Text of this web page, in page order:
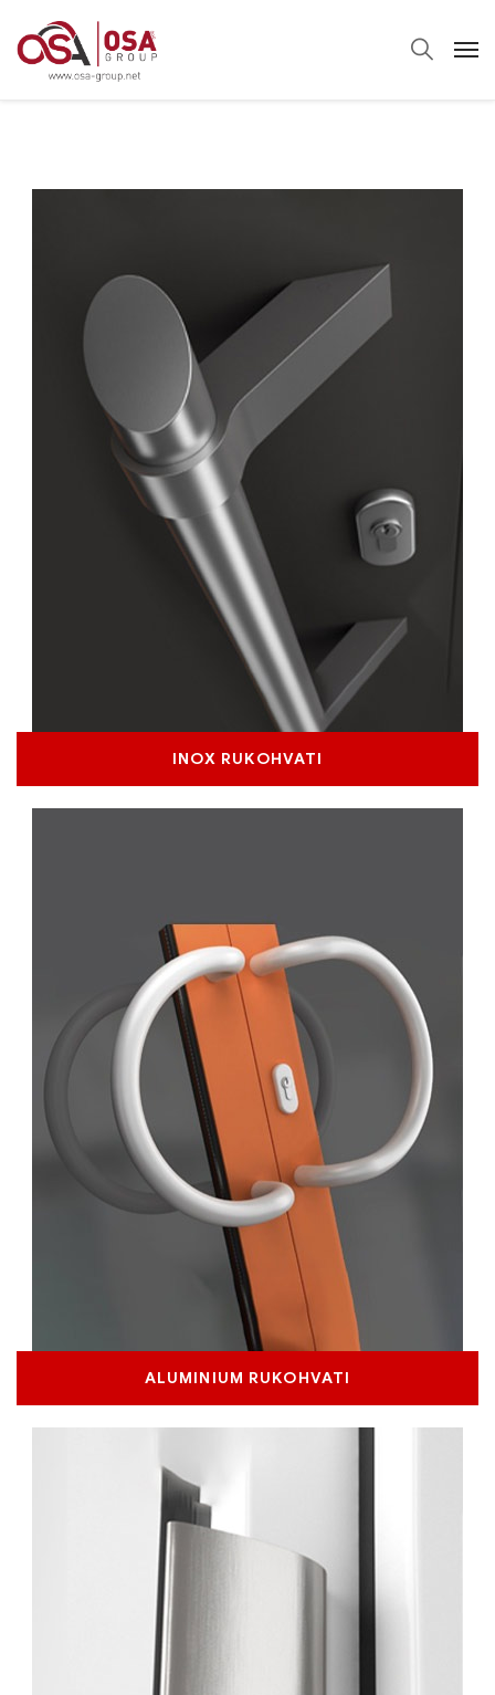
INOX RUKOHVATI
ALUMINIUM RUKOHVATI